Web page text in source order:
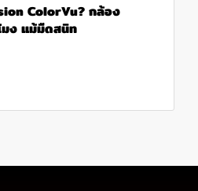
ColorVu? กล้อง
ง แม้มืดสนิท